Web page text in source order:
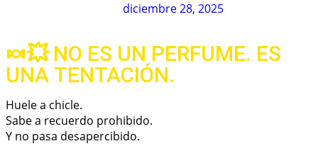
diciembre 28, 2025
🍬💥 NO ES UN PERFUME. ES
UNA TENTACIÓN.
Huele a chicle.
Sabe a recuerdo prohibido.
Y no pasa desapercibido.